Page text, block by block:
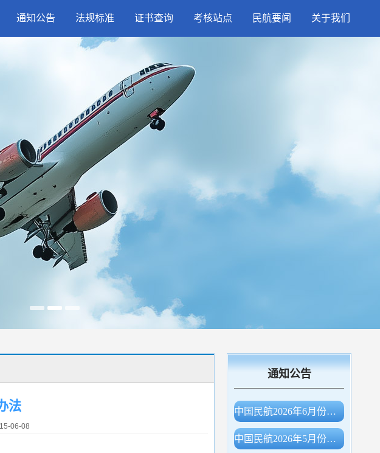
通知公告 法规标准 证书查询 考核站点 民航要闻 关于我们
通知公告
中国民航2026年6月份主要生产指标统计
中国民航2026年5月份主要生产指标统计
法
06-08